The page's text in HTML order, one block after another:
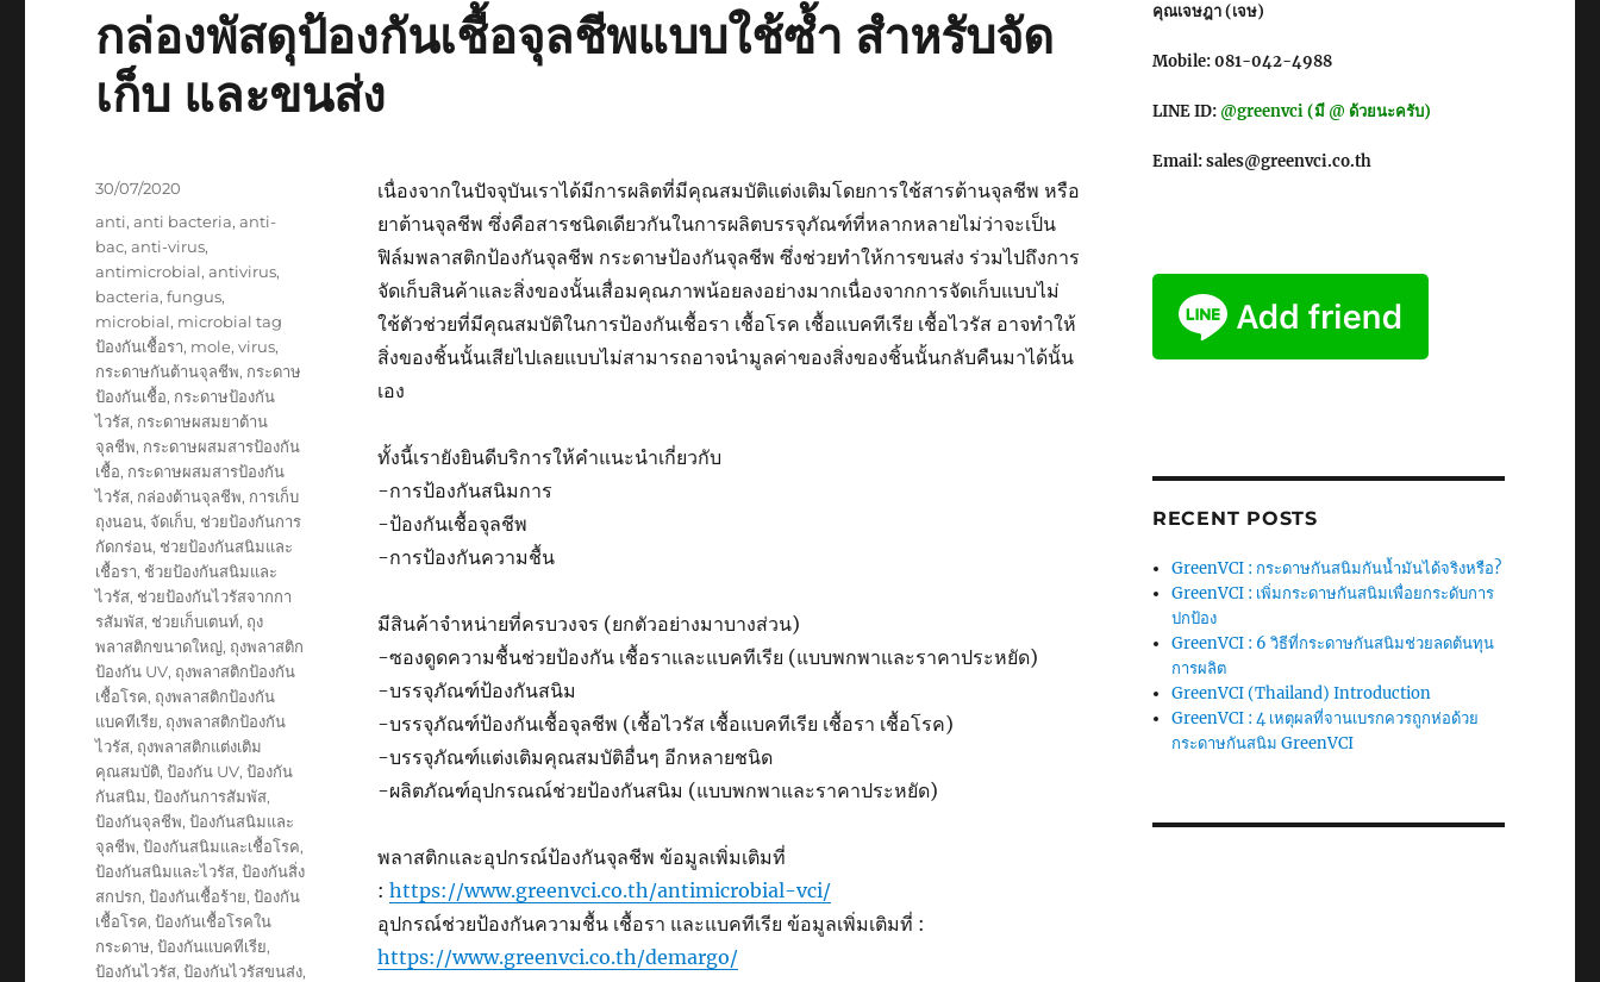
กล่องพัสดุป้องกันเชื้อจุลชีพแบบใช้ซ้ำ สำหรับจัด
เก็บ และขนส่ง
เนื่องจากในปัจจุบันเราได้มีการผลิตที่มีคุณสมบัติแต่งเติมโดยการใช้สารต้านจุลชีพ หรือ
ยาต้านจุลชีพ ซึ่งคือสารชนิดเดียวกันในการผลิตบรรจุภัณฑ์ที่หลากหลายไม่ว่าจะเป็น
ฟิล์มพลาสติกป้องกันจุลชีพ กระดาษป้องกันจุลชีพ ซึ่งช่วยทำให้การขนส่ง ร่วมไปถึงการ
จัดเก็บสินค้าและสิ่งของนั้นเสื่อมคุณภาพน้อยลงอย่างมากเนื่องจากการจัดเก็บแบบไม่
ใช้ตัวช่วยที่มีคุณสมบัติในการป้องกันเชื้อรา เชื้อโรค เชื้อแบคทีเรีย เชื้อไวรัส อาจทำให้
สิ่งของชิ้นนั้นเสียไปเลยแบบไม่สามารถอาจนำมูลค่าของสิ่งของชิ้นนั้นกลับคืนมาได้นั้น
เอง
ทั้งนี้เรายังยินดีบริการให้คำแนะนำเกี่ยวกับ
-การป้องกันสนิมการ
-ป้องกันเชื้อจุลชีพ
-การป้องกันความชื้น
มีสินค้าจำหน่ายที่ครบวงจร (ยกตัวอย่างมาบางส่วน)
-ซองดูดความชื้นช่วยป้องกัน เชื้อราและแบคทีเรีย (แบบพกพาและราคาประหยัด)
-บรรจุภัณฑ์ป้องกันสนิม
-บรรจุภัณฑ์ป้องกันเชื้อจุลชีพ (เชื้อไวรัส เชื้อแบคทีเรีย เชื้อรา เชื้อโรค)
-บรรจุภัณฑ์แต่งเติมคุณสมบัติอื่นๆ อีกหลายชนิด
-ผลิตภัณฑ์อุปกรณณ์ช่วยป้องกันสนิม (แบบพกพาและราคาประหยัด)
พลาสติกและอุปกรณ์ป้องกันจุลชีพ ข้อมูลเพิ่มเติมที่
: https://www.greenvci.co.th/antimicrobial-vci/
อุปกรณ์ช่วยป้องกันความชื้น เชื้อรา และแบคทีเรีย ข้อมูลเพิ่มเติมที่ :
https://www.greenvci.co.th/demargo/
Posted
30/07/2020
Tags
anti,anti bacteria,anti-
bac,anti-virus,
antimicrobial,antivirus,
bacteria,fungus,
microbial, microbial tag
ป้องกันเชื้อรา, mole,virus,
กระดาษกันต้านจุลชีพ, กระดาษ
ป้องกันเชื้อ, กระดาษป้องกัน
ไวรัส, กระดาษผสมยาต้าน
จุลชีพ, กระดาษผสมสารป้องกัน
เชื้อ, กระดาษผสมสารป้องกัน
ไวรัส, กล่องต้านจุลชีพ, การเก็บ
ถุงนอน, จัดเก็บ, ช่วยป้องกันการ
กัดกร่อน, ช่วยป้องกันสนิมและ
เชื้อรา, ช้วยป้องกันสนิมและ
ไวรัส, ช่วยป้องกันไวรัสจากกา
รสัมพัส, ช่วยเก็บเตนท์, ถุง
พลาสติกขนาดใหญ่, ถุงพลาสติก
ป้องกัน UV, ถุงพลาสติกป้องกัน
เชื้อโรค, ถุงพลาสติกป้องกัน
แบคทีเรีย, ถุงพลาสติกป้องกัน
ไวรัส, ถุงพลาสติกแต่งเติม
คุณสมบัติ,ป้องกัน UV,ป้องกัน
กันสนิม,ป้องกันการสัมพัส,
ป้องกันจุลชีพ,ป้องกันสนิมและ
จุลชีพ,ป้องกันสนิมและเชื้อโรค,
ป้องกันสนิมและไวรัส,ป้องกันสิ่ง
สกปรก,ป้องกันเชื้อร้าย,ป้องกัน
เชื้อโรค,ป้องกันเชื้อโรคใน
กระดาษ,ป้องกันแบคทีเรีย,
ป้องกันไวรัส,ป้องกันไวรัสขนส่ง,
คุณเจษฎา (เจษ)
Mobile: 081-042-4988
LINE ID: @greenvci (มี @ ด้วยนะครับ)
Email: sales@greenvci.co.th
RECENT POSTS
GreenVCI : กระดาษกันสนิมกันน้ำมันได้จริงหรือ?
GreenVCI : เพิ่มกระดาษกันสนิมเพื่อยกระดับการ
ปกป้อง
GreenVCI : 6 วิธีที่กระดาษกันสนิมช่วยลดต้นทุน
การผลิต
GreenVCI (Thailand) Introduction
GreenVCI : 4 เหตุผลที่จานเบรกควรถูกห่อด้วย
กระดาษกันสนิม GreenVCI